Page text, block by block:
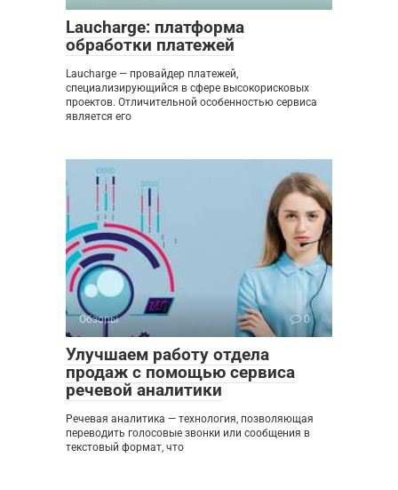
Laucharge: платформа
обработки платежей
Laucharge — провайдер платежей,
специализирующийся в сфере высокорисковых
проектов. Отличительной особенностью сервиса
является его
Обзоры 0
Улучшаем работу отдела
продаж с помощью сервиса
речевой аналитики
Речевая аналитика — технология, позволяющая
переводить голосовые звонки или сообщения в
текстовый формат, что